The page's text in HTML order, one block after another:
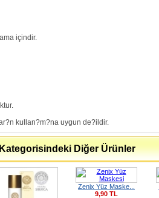
içindir.
kullan?m?na uygun de?ildir.
Diğer Ürünler
Zenix Yüz Maske...
9,90 TL